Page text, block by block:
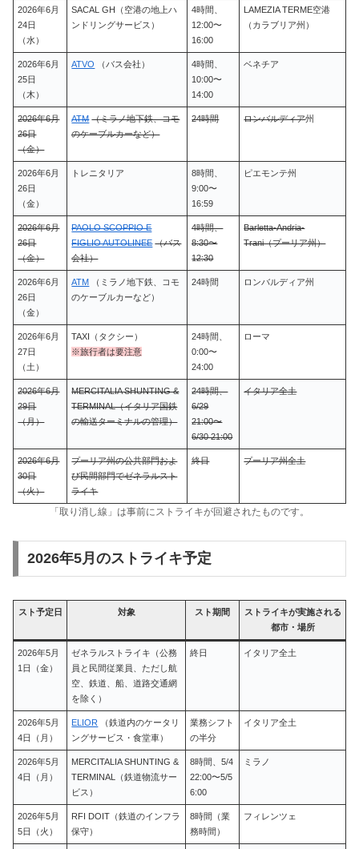
2026年6月
24日
（水）
SACAL GH（空港の地上ハ
ンドリングサービス）
4時間、
12:00〜
16:00
LAMEZIA TERME空港
（カラブリア州）
2026年6月
25日
（木）
ATVO （バス会社）
4時間、
10:00〜
14:00
ベネチア
2026年6月
26日
（金）
ATM （ミラノ地下鉄、コモ
のケーブルカーなど）
24時間 ロンバルディア州
2026年6月
26日
（金）
トレニタリア
8時間、
9:00〜
16:59
ピエモンテ州
2026年6月
26日
（金）
PAOLO SCOPPIO E
FIGLIO AUTOLINEE （バス
会社）
4時間、
8:30〜
12:30
Barletta-Andria-
Trani（プーリア州）
2026年6月
26日
（金）
ATM
（ミラノ地下鉄、コモ
のケーブルカーなど）
24時間 ロンバルディア州
2026年6月
27日
（土）
TAXI（タクシー）
※旅行者は要注意
24時間、
0:00〜
24:00
ローマ
2026年6月
29日
（月）
MERCITALIA SHUNTING &
TERMINAL（イタリア国鉄
の輸送ターミナルの管理）
24時間、
6/29
21:00〜
6/30 21:00
イタリア全土
2026年6月
30日
（火）
プーリア州の公共部門およ
び民間部門でゼネラルスト
ライキ
終日 プーリア州全土
「取り消し線」は事前にストライキが回避されたものです。
2026年5月のストライキ予定
スト予定日 対象 スト期間
ストライキが実施される
都市・場所
2026年5月
1日（金）
ゼネラルストライキ（公務
員と民間従業員、ただし航
空、鉄道、船、道路交通網
を除く）
終日 イタリア全土
2026年5月
4日（月）
ELIOR
（鉄道内のケータリ
ングサービス・食堂車）
業務シフト
の半分
イタリア全土
2026年5月
4日（月）
MERCITALIA SHUNTING &
TERMINAL（鉄道物流サー
ビス）
8時間、5/4
22:00〜5/5
6:00
ミラノ
2026年5月
5日（火）
RFI DOIT（鉄道のインフラ
保守）
8時間（業
務時間）
フィレンツェ